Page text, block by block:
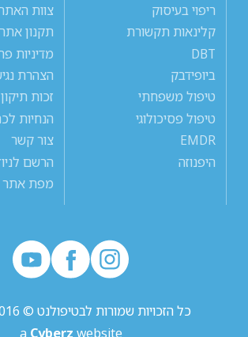
ריפוי בעיסוק
קלינאות תקשורת
DBT
ביופידבק
טיפול משפחתי
טיפול פסיכולוגי
EMDR
היפנוזה
צוות
תקנון אתר
מדיניות
הצהרת
זכות
הנחיות
צור קשר
הרשם
מפת אתר
כל הזכויות שמורות לבטיפולנט © 2016 - 2023
a Cyberz website